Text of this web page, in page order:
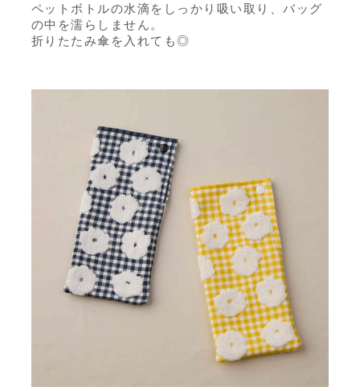
ペットボトルの水滴をしっかり吸い取り、バッグ
の中を濡らしません。
折りたたみ傘を入れても◎